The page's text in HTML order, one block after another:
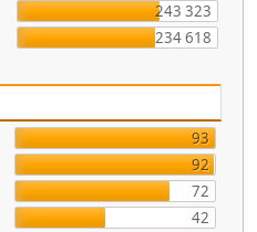
243 323
234 618
93
92
72
42